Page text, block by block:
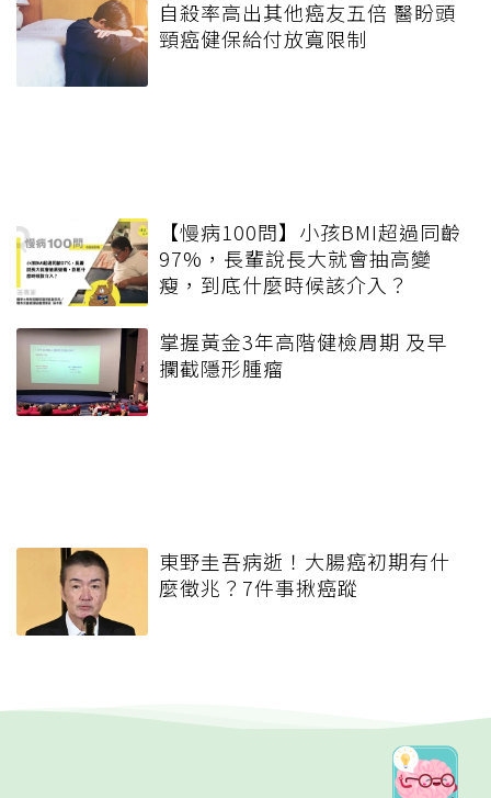
自殺率高出其他癌友五倍 醫盼頭
頸癌健保給付放寬限制
【慢病100問】小孩BMI超過同齡
97%，長輩說長大就會抽高變
瘦，到底什麼時候該介入？
掌握黃金3年高階健檢周期 及早
攔截隱形腫瘤
東野圭吾病逝！大腸癌初期有什
麼徵兆？7件事揪癌蹤